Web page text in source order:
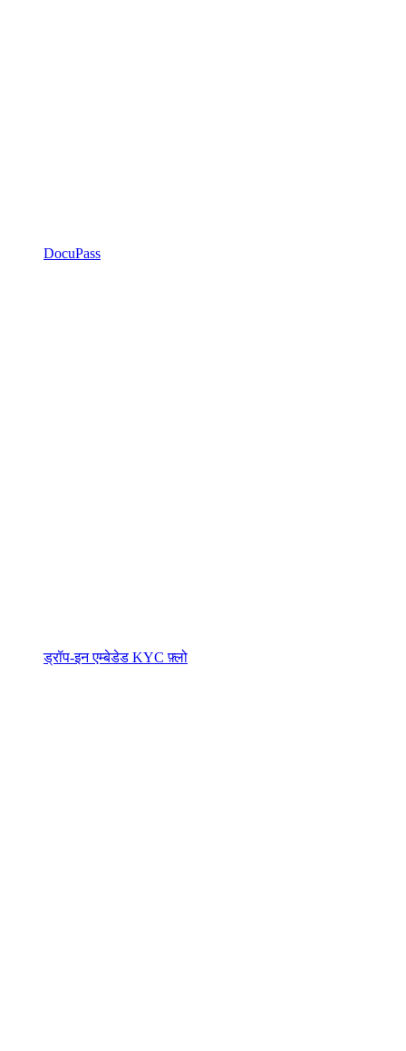
DocuPass
ड्रॉप-इन एम्बेडेड KYC फ़्लो